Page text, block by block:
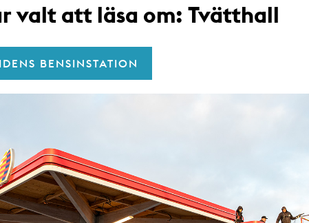
valt att läsa om: Tvätthall
BENSINSTATION